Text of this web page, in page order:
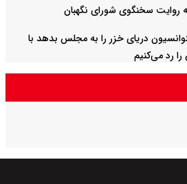
روایت سخنگوی شورای نگهبان
دریای خزر را به مجلس بدهد با
را رد می‌کنیم